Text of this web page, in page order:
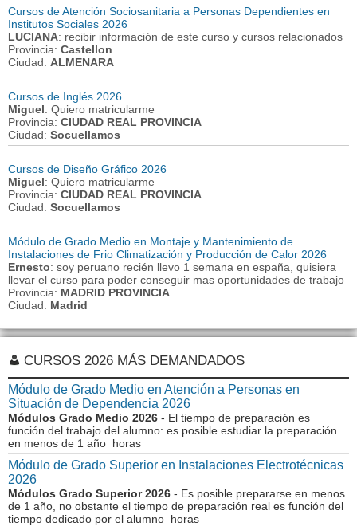
Cursos de Atención Sociosanitaria a Personas Dependientes en
Institutos Sociales 2026
LUCIANA: recibir información de este curso y cursos relacionados
Provincia: Castellon
Ciudad: ALMENARA
Cursos de Inglés 2026
Miguel: Quiero matricularme
Provincia: CIUDAD REAL PROVINCIA
Ciudad: Socuellamos
Cursos de Diseño Gráfico 2026
Miguel: Quiero matricularme
Provincia: CIUDAD REAL PROVINCIA
Ciudad: Socuellamos
Módulo de Grado Medio en Montaje y Mantenimiento de
Instalaciones de Frio Climatización y Producción de Calor 2026
Ernesto: soy peruano recién llevo 1 semana en españa, quisiera
llevar el curso para poder conseguir mas oportunidades de trabajo
Provincia: MADRID PROVINCIA
Ciudad: Madrid
CURSOS 2026 MÁS DEMANDADOS
Módulo de Grado Medio en Atención a Personas en
Situación de Dependencia 2026
Módulos Grado Medio 2026 - El tiempo de preparación es
función del trabajo del alumno: es posible estudiar la preparación
en menos de 1 año horas
Módulo de Grado Superior en Instalaciones Electrotécnicas
2026
Módulos Grado Superior 2026 - Es posible prepararse en menos
de 1 año, no obstante el tiempo de preparación real es función del
tiempo dedicado por el alumno horas